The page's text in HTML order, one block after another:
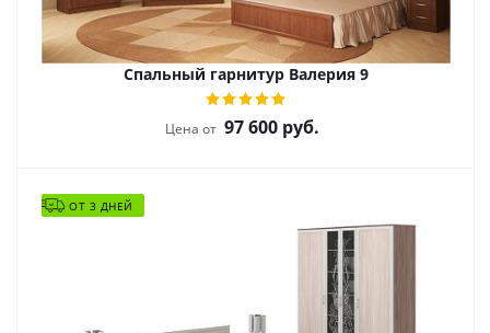
Спальный гарнитур Валерия 9
Цена от 97 600 руб.
ОТ 3 ДНЕЙ